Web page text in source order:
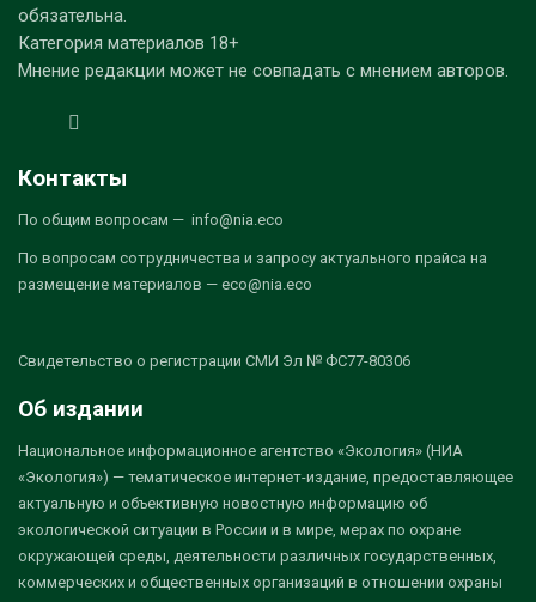
обязательна.
Категория материалов 18+
Мнение редакции может не совпадать с мнением авторов.
Контакты
По общим вопросам — info@nia.eco
По вопросам сотрудничества и запросу актуального прайса на
размещение материалов — eco@nia.eco
Свидетельство о регистрации СМИ Эл № ФС77-80306
Об издании
Национальное информационное агентство «Экология» (НИА
«Экология») — тематическое интернет-издание, предоставляющее
актуальную и объективную новостную информацию об
экологической ситуации в России и в мире, мерах по охране
окружающей среды, деятельности различных государственных,
коммерческих и общественных организаций в отношении охраны